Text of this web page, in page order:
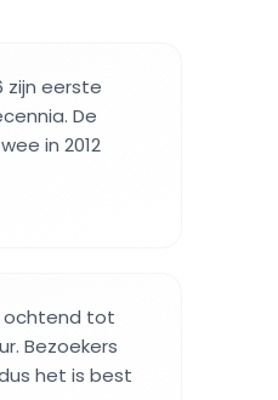
zijn eerste
De
in 2012
ochtend tot
Bezoekers
het is best